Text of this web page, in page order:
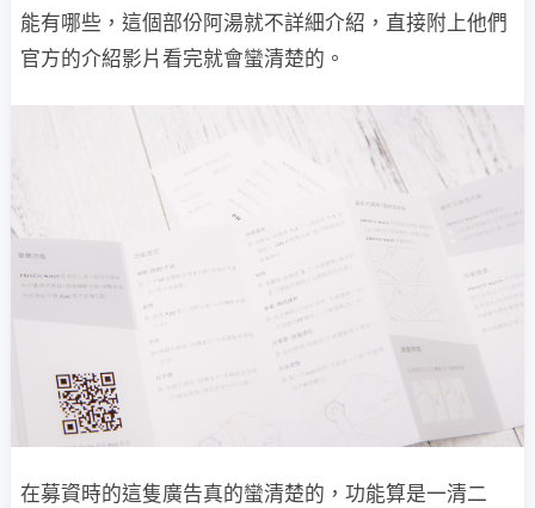
能有哪些，這個部份阿湯就不詳細介紹，直接附上他們
官方的介紹影片看完就會蠻清楚的。
在募資時的這隻廣告真的蠻清楚的，功能算是一清二